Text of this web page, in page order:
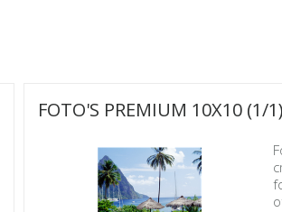
FOTO'S PREMIUM 10X10 (1/1)